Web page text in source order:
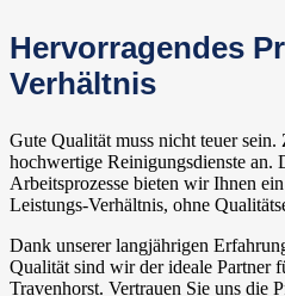
Hervorragendes
Verhältnis
Gute Qualität muss nicht teuer
hochwertige Reinigungsdienste an.
Arbeitsprozesse bieten wir Ihnen
Leistungs-Verhältnis, ohne
Dank unserer langjährigen
Qualität sind wir der ideale Partner
Travenhorst. Vertrauen Sie uns die